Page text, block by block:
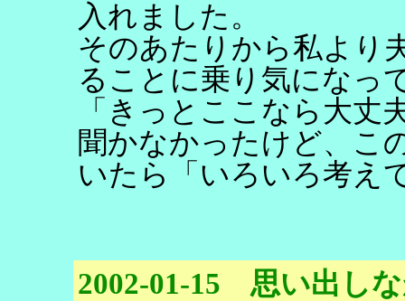
入れました。
そのあたりから私より
ることに乗り気になっ
「きっとここなら大丈
聞かなかったけど、こ
いたら「いろいろ考え
2002-01-15 思い出し